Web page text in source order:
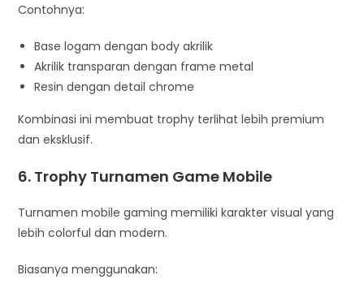
Contohnya:
Base logam dengan body akrilik
Akrilik transparan dengan frame metal
Resin dengan detail chrome
Kombinasi ini membuat trophy terlihat lebih premium
dan eksklusif.
6. Trophy Turnamen Game Mobile
Turnamen mobile gaming memiliki karakter visual yang
lebih colorful dan modern.
Biasanya menggunakan: